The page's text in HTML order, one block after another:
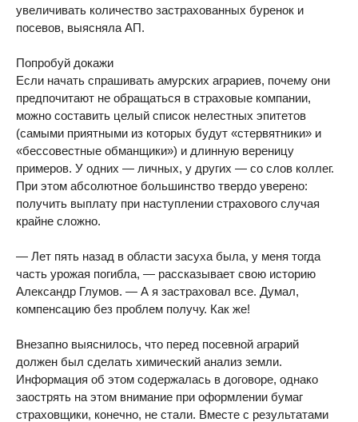
увеличивать количество застрахованных буренок и
посевов, выясняла АП.
Попробуй докажи
Если начать спрашивать амурских аграриев, почему они
предпочитают не обращаться в страховые компании,
можно составить целый список нелестных эпитетов
(самыми приятными из которых будут «стервятники» и
«бессовестные обманщики») и длинную вереницу
примеров. У одних — личных, у других — со слов коллег.
При этом абсолютное большинство твердо уверено:
получить выплату при наступлении страхового случая
крайне сложно.
— Лет пять назад в области засуха была, у меня тогда
часть урожая погибла, — рассказывает свою историю
Александр Глумов. — А я застраховал все. Думал,
компенсацию без проблем получу. Как же!
Внезапно выяснилось, что перед посевной аграрий
должен был сделать химический анализ земли.
Информация об этом содержалась в договоре, однако
заострять на этом внимание при оформлении бумаг
страховщики, конечно, не стали. Вместе с результатами